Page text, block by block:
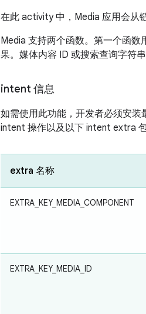
在此 activity 中，Media 应用会从
Media 支持两个函数。第一个函
果。媒体内容 ID 或搜索查询字符
intent 信息
如需使用此功能，开发者必须安
intent 操作以及以下 intent extra
extra 名称
EXTRA_KEY_MEDIA_COMPONENT
EXTRA_KEY_MEDIA_ID